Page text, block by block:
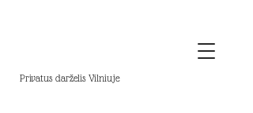
Privatus darželis Vilniuje